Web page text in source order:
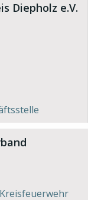
Diepholz e.V.